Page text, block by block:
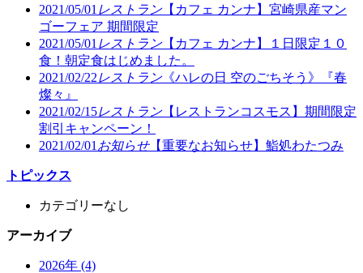
2021/05/01 レストラン【カフェ カンナ】宮崎県産マン
ゴーフェア 期間限定
2021/05/01 レストラン【カフェ カンナ】１日限定１０
食！朝定食はじめました。
2021/02/22レストラン《ハレの日 空のごちそう》『春
燦々』
2021/02/15レストラン【レストランコスモス】期間限定
割引キャンペーン！
2021/02/01 お知らせ【重要なお知らせ】鮨処わたつみ
トピックス
カテゴリーなし
アーカイブ
2026年 (4)